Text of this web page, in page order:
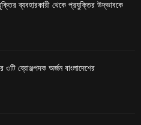
ব্যবহারকারী থেকে প্রযুক্তির উদ্ভাবকে
ব্রোঞ্জপদক অর্জন বাংলাদেশের